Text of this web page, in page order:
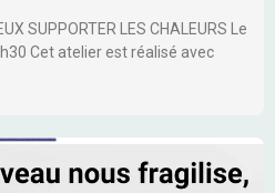
SUPPORTER LES CHALEURS Le
Cet atelier est réalisé avec